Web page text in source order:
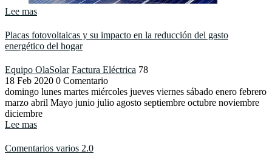
Lee mas
Placas fotovoltaicas y su impacto en la reducción del gasto
energético del hogar
Equipo OlaSolar Factura Eléctrica 78
18 Feb 2020 0 Comentario
domingo lunes martes miércoles jueves viernes sábado enero febrero
marzo abril Mayo junio julio agosto septiembre octubre noviembre
diciembre
Lee mas
Comentarios varios 2.0